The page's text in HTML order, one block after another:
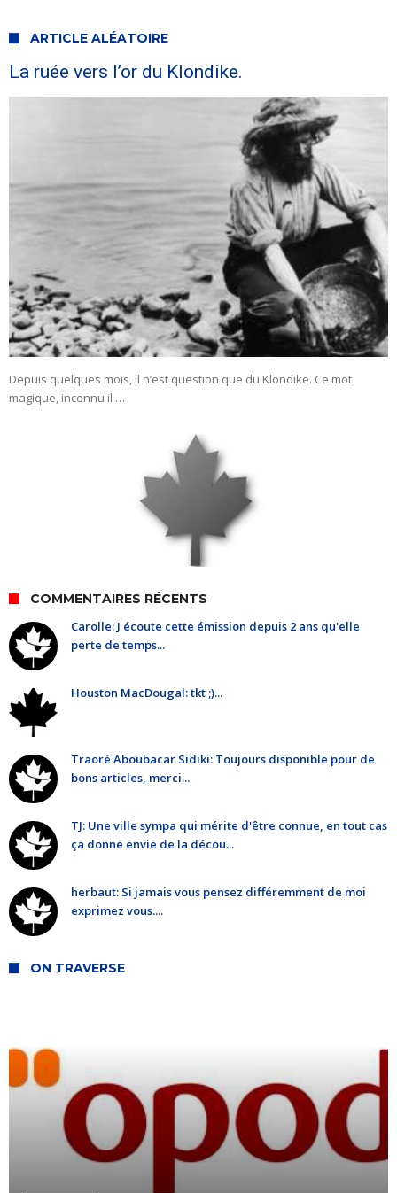
ARTICLE ALÉATOIRE
La ruée vers l’or du Klondike.
Depuis quelques mois, il n’est question que du Klondike. Ce mot
magique, inconnu il …
COMMENTAIRES RÉCENTS
Carolle: J écoute cette émission depuis 2 ans qu'elle
perte de temps...
Houston MacDougal: tkt ;)...
Traoré Aboubacar Sidiki: Toujours disponible pour de
bons articles, merci...
TJ: Une ville sympa qui mérite d'être connue, en tout cas
ça donne envie de la décou...
herbaut: Si jamais vous pensez différemment de moi
exprimez vous....
ON TRAVERSE